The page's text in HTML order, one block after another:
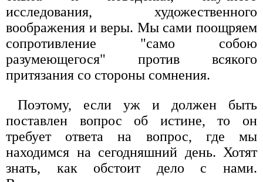
исследования, художественного
воображения и веры. Мы сами поощряем
сопротивление "само собою
разумеющегося" против всякого
притязания со стороны сомнения.
Поэтому, если уж и должен быть
поставлен вопрос об истине, то он
требует ответа на вопрос, где мы
находимся на сегодняшний день. Хотят
знать, как обстоит дело с нами.